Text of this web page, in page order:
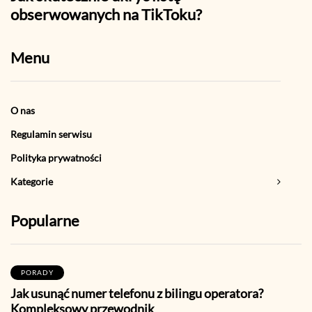
obserwowanych na TikToku?
Menu
O nas
Regulamin serwisu
Polityka prywatności
Kategorie
Popularne
PORADY
Jak usunąć numer telefonu z bilingu operatora?
Kompleksowy przewodnik